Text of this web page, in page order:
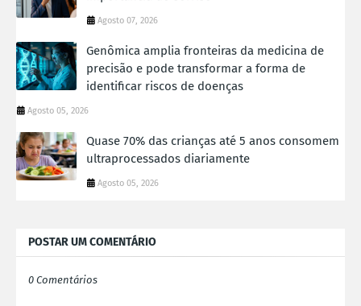
Agosto 07, 2026
Genômica amplia fronteiras da medicina de
precisão e pode transformar a forma de
identificar riscos de doenças
Agosto 05, 2026
Quase 70% das crianças até 5 anos consomem
ultraprocessados diariamente
Agosto 05, 2026
POSTAR UM COMENTÁRIO
0 Comentários